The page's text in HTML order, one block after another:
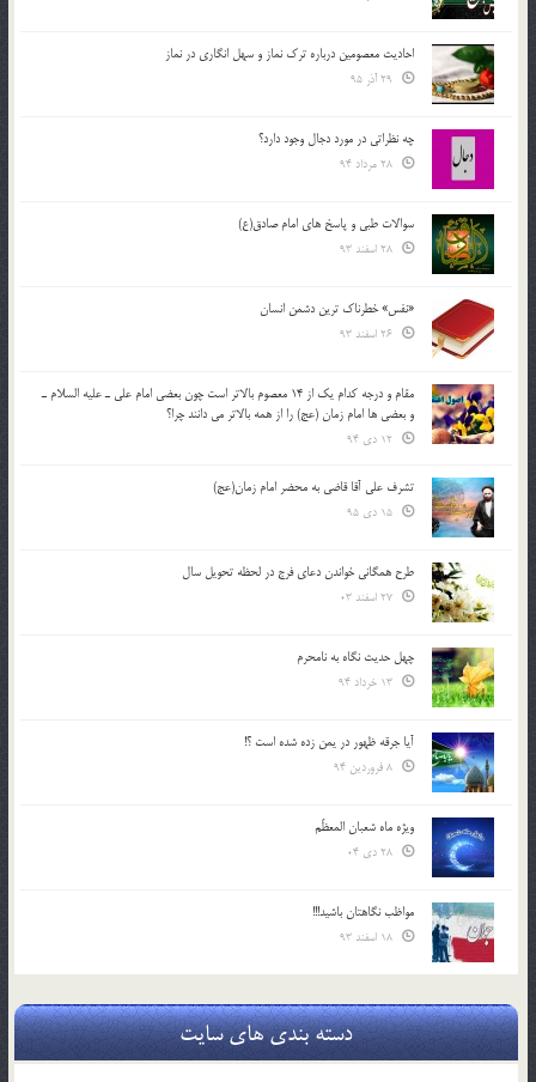
احادیث معصومین درباره ترک نماز و سهل انگاری در نماز
چه نظراتی در مورد دجال وجود دارد؟
سوالات طبی و پاسخ های امام صادق(ع)
«نفس» خطرناک ترین دشمن انسان
مقام و درجه كدام يك از 14 معصوم بالاتر است چون بعضي امام علي ـ عليه السلام ـ
و بعضي ها امام زمان (عج) را از همه بالاتر مي دانند چرا؟
تشرف علي آقا قاضي به محضر امام زمان(عج)
طرح همگانی خواندن دعای فرج در لحظه تحویل سال
چهل حدیث نگاه به نامحرم
آیا جرقه ظهور در یمن زده شده است ؟!
ویژه ماه شعبان المعظّم
مواظب نگاهتان باشید!!!
دسته بندی های سایت